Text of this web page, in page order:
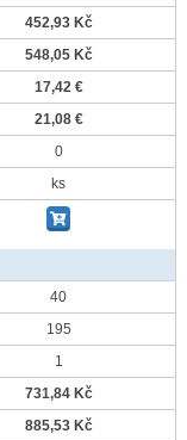
452,93 Kč
548,05 Kč
17,42 €
21,08 €
0
ks
40
195
1
731,84 Kč
885,53 Kč